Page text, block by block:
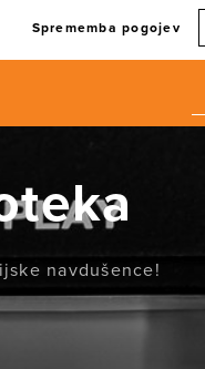
Sprememba pogojev
navdušence!